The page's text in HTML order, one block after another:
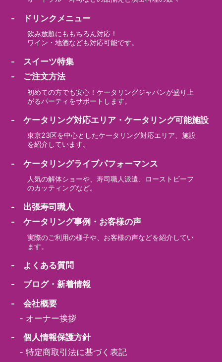
- ドリンクメニュー
飲み放題にももちろん対応！
ワイン・地酒なども対応可能です。
- スイーツ特集
- ご注文方法
初めての方でも安心！ケータリングジャパンが盛り上
がるパーティをサポートします。
- ケータリング対応エリア・ケータリング可能施設
東京23区を中心としたケータリング対応エリア、施設
を紹介しています。
- ケータリングライブパフォーマンス
人気の解体ショーや、寿司職人派遣、ローストビーフ
のカッティングなど。
- 出張寿司職人
- ケータリング事例・お客様の声
実際のご利用の様子や、お客様の声などを紹介してい
ます。
- よくある質問
- ブログ・新着情報
- 会社概要
- オーナー挨拶
- 個人情報保護方針
-特定商取引法に基づく表記